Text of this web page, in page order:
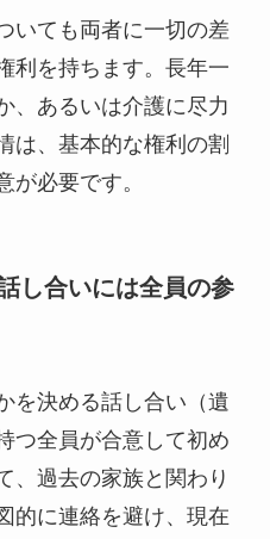
いても両者に一切の差
利を持ちます。長年一
、あるいは介護に尽力
は、基本的な権利の割
が必要です。
し合いには全員の参
を決める話し合い（遺
つ全員が合意して初め
、過去の家族と関わり
的に連絡を避け、現在